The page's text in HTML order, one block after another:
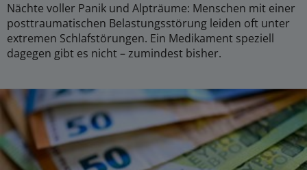
Nächte voller Panik und Alpträume: Menschen mit einer
posttraumatischen Belastungsstörung leiden oft unter
extremen Schlafstörungen. Ein Medikament speziell
dagegen gibt es nicht – zumindest bisher.